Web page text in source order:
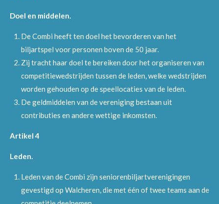
Doel en middelen.
De Combi heeft ten doel het bevorderen van het
biljartspel voor personen boven de 50 jaar.
Zij tracht haar doel te bereiken door het organiseren van
competitiewedstrijden tussen de leden, welke wedstrijden
worden gehouden op de speellocaties van de leden.
De geldmiddelen van de vereniging bestaan uit
contributies en andere wettige inkomsten.
Artikel 4
Leden.
Leden van de Combi zijn seniorenbiljartverenigingen
gevestigd op Walcheren, die met één of twee teams aan de